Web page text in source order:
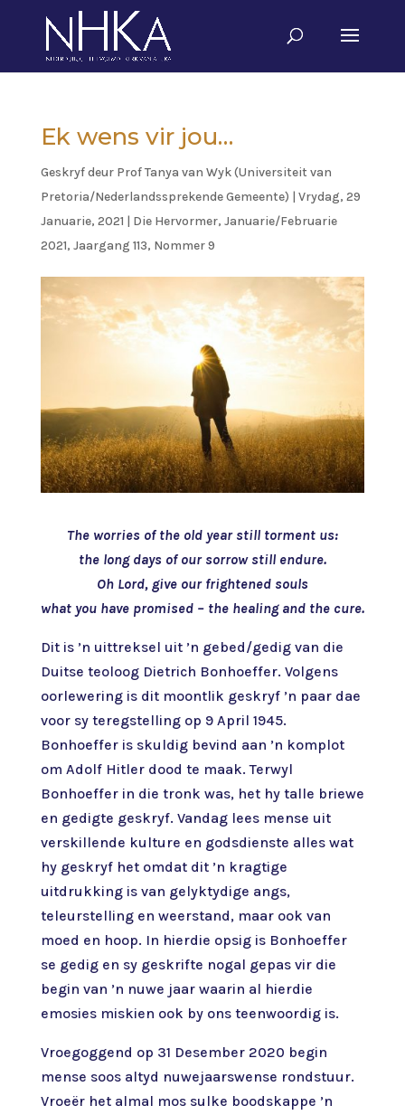
Ek wens vir jou…
Geskryf deur Prof Tanya van Wyk (Universiteit van
Pretoria/Nederlandssprekende Gemeente) | Vrydag, 29
Januarie, 2021 | Die Hervormer, Januarie/Februarie
2021, Jaargang 113, Nommer 9
The worries of the old year still torment us:
the long days of our sorrow still endure.
Oh Lord, give our frightened souls
what you have promised – the healing and the cure.
Dit is ’n uittreksel uit ’n gebed/gedig van die
Duitse teoloog Dietrich Bonhoeffer. Volgens
oorlewering is dit moontlik geskryf ’n paar dae
voor sy teregstelling op 9 April 1945.
Bonhoeffer is skuldig bevind aan ’n komplot
om Adolf Hitler dood te maak. Terwyl
Bonhoeffer in die tronk was, het hy talle briewe
en gedigte geskryf. Vandag lees mense uit
verskillende kulture en godsdienste alles wat
hy geskryf het omdat dit ’n kragtige
uitdrukking is van gelyktydige angs,
teleurstelling en weerstand, maar ook van
moed en hoop. In hierdie opsig is Bonhoeffer
se gedig en sy geskrifte nogal gepas vir die
begin van ’n nuwe jaar waarin al hierdie
emosies miskien ook by ons teenwoordig is.
Vroegoggend op 31 Desember 2020 begin
mense soos altyd nuwejaarswense rondstuur.
Vroeër het almal mos sulke boodskappe ’n